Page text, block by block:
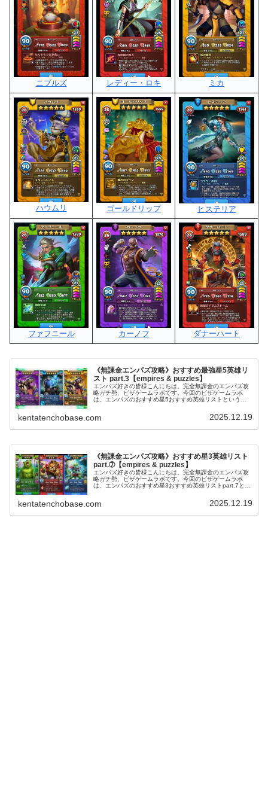
ニブルズ レディー・ロキ ミカ
ハウムリ ゴールドリップ ヒステリア
ファフニール カーノフ ダナーハート
《無課金エンパズ攻略》おすすめ最強星5英雄リ
スト part.3【empires & puzzles】
エンパズ好きの皆様こんにちは。完全無課金のエンパズ攻
略ガチ勢、ピザゲームラボです。今回のピザゲームラボ
は、エンパズのおすすめ星5おすすめ英雄リストという記
kentatenchobase.com 2025.12.19
《無課金エンパズ攻略》おすすめ星3英雄リスト
part.➆【empires & puzzles】
エンパズ好きの皆様こんにちは。完全無課金のエンパズ攻
略ガチ勢、ピザゲームラボです。今回のピザゲームラボ
は、エンパズのおすすめ星3おすすめ英雄リストpart.7とい
kentatenchobase.com 2025.12.19